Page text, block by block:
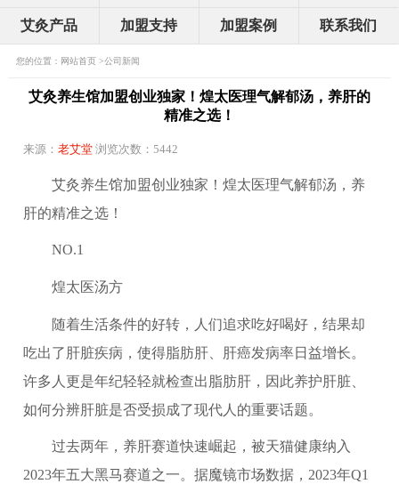
艾灸产品 加盟支持 加盟案例 联系我们
您的位置： 网站首页>公司新闻
艾灸养生馆加盟创业独家！煌太医理气解郁汤，养肝的
精准之选！
来源：老艾堂 浏览次数：5442
艾灸养生馆加盟创业独家！煌太医理气解郁汤，养
肝的精准之选！
NO.1
煌太医汤方
随着生活条件的好转，人们追求吃好喝好，结果却
吃出了肝脏疾病，使得脂肪肝、肝癌发病率日益增长。
许多人更是年纪轻轻就检查出脂肪肝，因此养护肝脏、
如何分辨肝脏是否受损成了现代人的重要话题。
过去两年，养肝赛道快速崛起，被天猫健康纳入
2023年五大黑马赛道之一。据魔镜市场数据，2023年Q1